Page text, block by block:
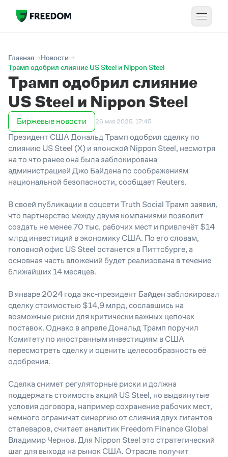
Главная
Новости
Трамп одобрил слияние US Steel и Nippon Steel
Трамп одобрил слияние
US Steel и Nippon Steel
Биржевые новости 26 мая 2025, 17:45
Президент США Дональд Трамп одобрил сделку по
слиянию US Steel (X) и японской Nippon Steel, несмотря
на то что ранее она была заблокирована
администрацией Джо Байдена по соображениям
национальной безопасности, сообщает Reuters.
В своей публикации в соцсети Truth Social Трамп заявил,
что партнерство между двумя компаниями позволит
создать не менее 70 тыс. рабочих мест и привлечёт $14
млрд инвестиций в экономику США. По его словам,
головной офис US Steel останется в Питтсбурге, а
основная часть вложений будет реализована в течение
ближайших 14 месяцев.
В январе 2024 года экс-президент Байден заблокировал
сделку стоимостью $14,9 млрд, сославшись на
возможные риски для критически важных цепочек
поставок. Однако в апреле Дональд Трамп поручил
Комитету по иностранным инвестициям в США
пересмотреть сделку и оценить целесообразность её
одобрения.
Сделка снимет регуляторные риски и должна
поддержать стоимость акций US Steel, но выдвинутые
условия договора, например сохранение рабочих мест,
немного ограничат синергию от слияния двух гигантов
сталеваров, считает аналитик Freedom Finance Global
Владимир Чернов. Для Nippon Steel это стратегический
шаг для выхода на рынок США. Отрасль получит